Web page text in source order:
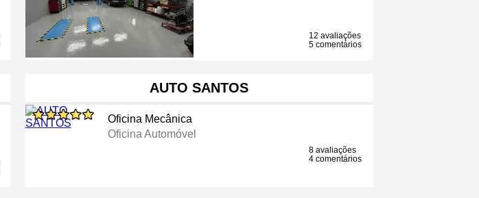
12 avaliações
5 comentários
AUTO SANTOS
Oficina Mecânica
Oficina Automóvel
8 avaliações
4 comentários